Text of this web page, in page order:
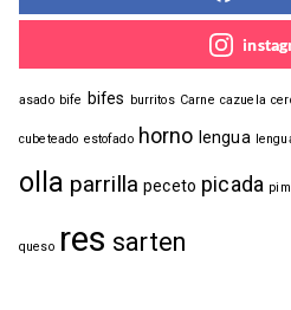
asado bife bifes burritos Carne cazuela
cubeteado estofado horno lengua
olla parrilla peceto picada
queso res sarten